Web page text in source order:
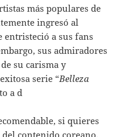
más populares de
ingresó al
a sus fans
sus admiradores
su carisma y
serie “Belleza
a d
si quieres
contenido coreano.